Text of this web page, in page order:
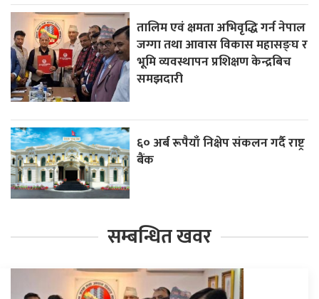
तालिम एवं क्षमता अभिवृद्धि गर्न नेपाल
जग्गा तथा आवास विकास महासङ्घ र
भूमि व्यवस्थापन प्रशिक्षण केन्द्रबिच
समझदारी
६० अर्ब रूपैयाँ निक्षेप संकलन गर्दै राष्ट्र
बैंक
सम्बन्धित खवर